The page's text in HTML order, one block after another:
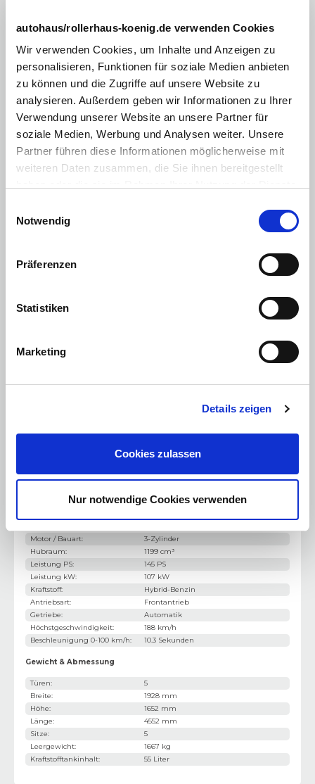
autohaus/rollerhaus-koenig.de verwenden Cookies
Wir verwenden Cookies, um Inhalte und Anzeigen zu
personalisieren, Funktionen für soziale Medien anbieten
zu können und die Zugriffe auf unsere Website zu
analysieren. Außerdem geben wir Informationen zu Ihrer
Verwendung unserer Website an unsere Partner für
soziale Medien, Werbung und Analysen weiter. Unsere
Partner führen diese Informationen möglicherweise mit
weiteren Daten zusammen, die Sie ihnen bereitgestellt
Cookies, wenn Sie unsere Webseite weiterhin nutzen.
Notwendig
Präferenzen
Statistiken
Marketing
Details zeigen
Cookies zulassen
Nur notwendige Cookies verwenden
16"-Touchscreen Infotainmentsystem
Kabelloses Apple CarPlay® und Android Auto™
Volldigitales 10,25"-Kombiinstrument
Navigationssystem
Uconnect™ Connectivity und Live Services
Parksensoren vorne und hinten
Control)
Spurhalteassistent LaneSense™
Autonomes Fahren (Level 2)
Rückspiegel, automatisch abblendend
Keyless Entry & Go
Ambientebeleuchtung, einfarbig
Vorklimatisierung des Innenraumes via Jeep App
Mode 2 Ladekabel
Motorisierung & Leistung
Motor / Bauart:
3-Zylinder
Hubraum:
1199 cm³
Leistung PS:
145 PS
Leistung kW:
107 kW
Kraftstoff:
Hybrid-Benzin
Antriebsart:
Frontantrieb
Getriebe:
Automatik
Höchstgeschwindigkeit:
188 km/h
Beschleunigung 0-100 km/h: 10.3 Sekunden
Gewicht & Abmessung
Türen:
5
Breite:
1928 mm
Höhe:
1652 mm
Länge:
4552 mm
Sitze:
5
Leergewicht:
1667 kg
Kraftstofftankinhalt: 55 Liter